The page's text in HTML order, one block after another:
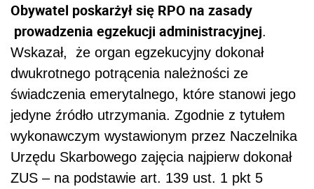
Obywatel poskarżył się RPO na zasady
prowadzenia egzekucji administracyjnej.
Wskazał, że organ egzekucyjny dokonał
dwukrotnego potrącenia należności ze
świadczenia emerytalnego, które stanowi jego
jedyne źródło utrzymania. Zgodnie z tytułem
wykonawczym wystawionym przez Naczelnika
Urzędu Skarbowego zajęcia najpierw dokonał
ZUS – na podstawie art. 139 ust. 1 pkt 5